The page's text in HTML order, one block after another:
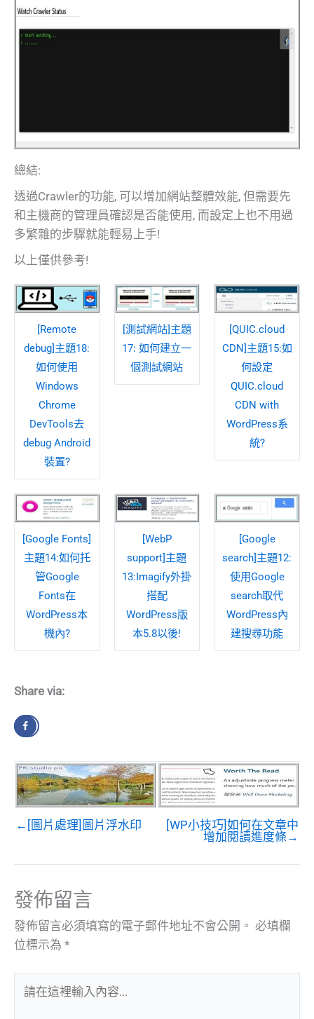
總結:
透過Crawler的功能, 可以增加網站整體效能, 但需要先
和主機商的管理員確認是否能使用, 而設定上也不用過
多繁雜的步驟就能輕易上手!
以上僅供參考!
[Remote
debug]主題18:
如何使用
Windows
Chrome
DevTools去
debug Android
裝置?
[測試網站]主題
17: 如何建立一
個測試網站
[QUIC.cloud
CDN]主題15:如
何設定
QUIC.cloud
CDN with
WordPress系
統?
[Google Fonts]
主題14:如何托
管Google
Fonts在
WordPress本
機內?
[WebP
support]主題
13:Imagify外掛
搭配
WordPress版
本5.8以後!
[Google
search]主題12:
使用Google
search取代
WordPress內
建搜尋功能
Share via:
←[圖片處理]圖片浮水印
[WP小技巧]如何在文章中
增加閱讀進度條→
發佈留言
發佈留言必須填寫的電子郵件地址不會公開。 必填欄
位標示為 *
在